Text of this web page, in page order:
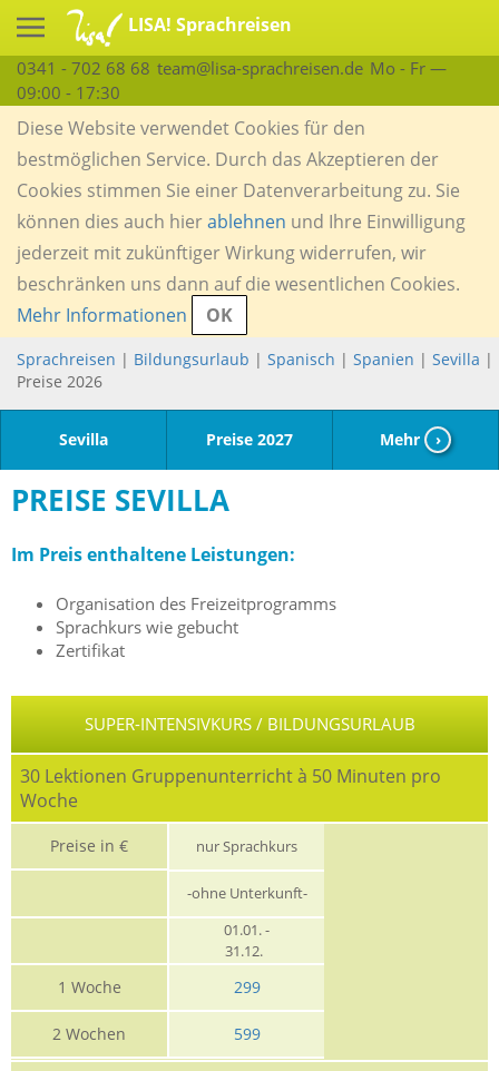
LISA! Sprachreisen
0341 - 702 68 68 team@lisa-sprachreisen.de Mo - Fr —
09:00 - 17:30
Diese Website verwendet Cookies für den
bestmöglichen Service. Durch das Akzeptieren der
Cookies stimmen Sie einer Datenverarbeitung zu. Sie
können dies auch hierablehnen und Ihre Einwilligung
jederzeit mit zukünftiger Wirkung widerrufen, wir
beschränken uns dann auf die wesentlichen Cookies.
Mehr Informationen
OK
Sprachreisen | Bildungsurlaub | Spanisch | Spanien | Sevilla |
Preise 2026
Sevilla Preise 2027 Mehr ›
PREISE SEVILLA
Im Preis enthaltene Leistungen:
Organisation des Freizeitprogramms
Sprachkurs wie gebucht
Zertifikat
SUPER-INTENSIVKURS / BILDUNGSURLAUB
30 Lektionen Gruppenunterricht à 50 Minuten pro
Woche
Preise in € nur Sprachkurs
-ohne Unterkunft-
01.01. -
31.12.
1 Woche 299
2 Wochen 599